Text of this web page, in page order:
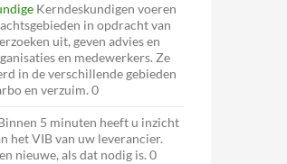
Kerndeskundigen voeren
in opdracht van
uit, geven advies en
en medewerkers. Ze
in de verschillende gebieden
en verzuim. 0
5 minuten heeft u inzicht
het VIB van uw leverancier.
nieuwe, als dat nodig is. 0